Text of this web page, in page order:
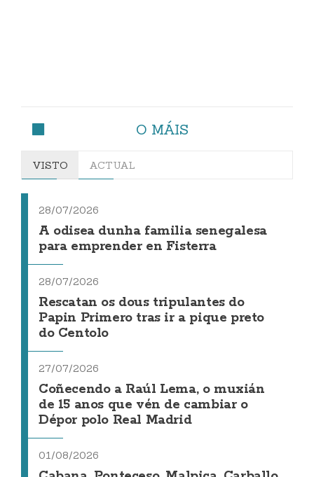
O MÁIS
VISTO ACTUAL
28/07/2026
A odisea dunha familia senegalesa
para emprender en Fisterra
28/07/2026
Rescatan os dous tripulantes do
Papin Primero tras ir a pique preto
do Centolo
27/07/2026
Coñecendo a Raúl Lema, o muxián
de 15 anos que vén de cambiar o
Dépor polo Real Madrid
01/08/2026